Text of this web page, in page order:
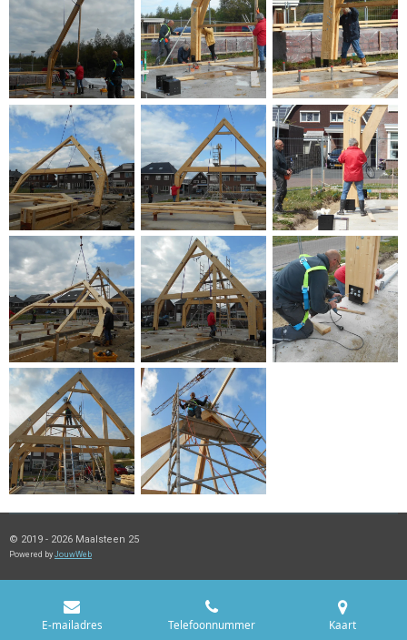
© 2019 - 2026 Maalsteen 25
Powered by JouwWeb
E-mailadres Telefoonnummer Kaart